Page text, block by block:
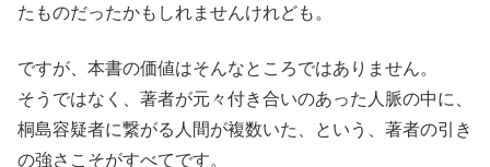
たものだったかもしれませんけれども。
ですが、本書の価値はそんなところではありません。
そうではなく、著者が元々付き合いのあった人脈の中に、
桐島容疑者に繋がる人間が複数いた、という、著者の引き
の強さこそがすべてです。